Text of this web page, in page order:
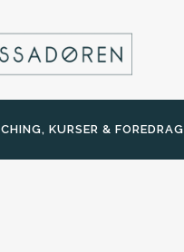
KURSER & FOREDRAG